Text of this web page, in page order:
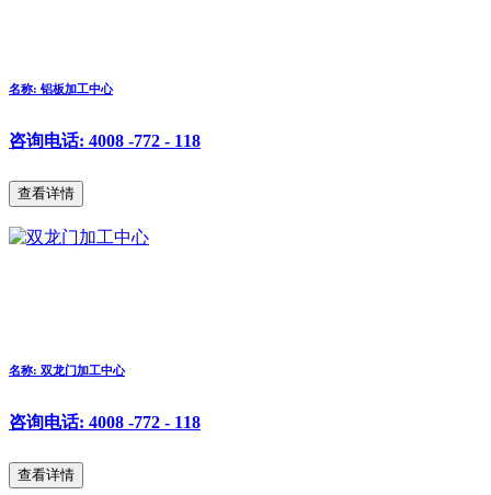
名称: 铝板加工中心
咨询电话: 4008 -772 - 118
查看详情
名称: 双龙门加工中心
咨询电话: 4008 -772 - 118
查看详情